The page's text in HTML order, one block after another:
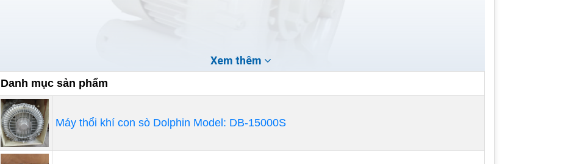
Xem thêm
Danh mục sản phẩm
Máy thổi khí con sò Dolphin Model: DB-15000S